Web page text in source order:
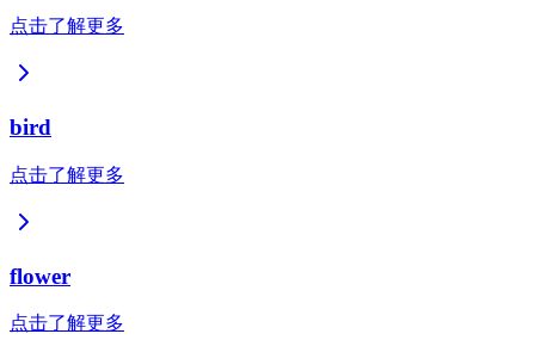
点击了解更多
bird
点击了解更多
flower
点击了解更多